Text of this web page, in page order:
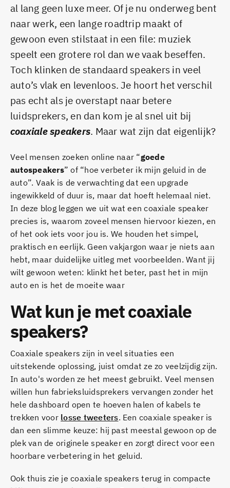
al lang geen luxe meer. Of je nu onderweg bent
naar werk, een lange roadtrip maakt of
gewoon even stilstaat in een file: muziek
speelt een grotere rol dan we vaak beseffen.
Toch klinken de standaard speakers in veel
auto’s vlak en levenloos. Je hoort het verschil
pas echt als je overstapt naar betere
luidsprekers, en dan kom je al snel uit bij
coaxiale speakers. Maar wat zijn dat eigenlijk?
Veel mensen zoeken online naar “goede
autospeakers” of “hoe verbeter ik mijn geluid in de
auto”. Vaak is de verwachting dat een upgrade
ingewikkeld of duur is, maar dat hoeft helemaal niet.
In deze blog leggen we uit wat een coaxiale speaker
precies is, waarom zoveel mensen hiervoor kiezen, en
of het ook iets voor jou is. We houden het simpel,
praktisch en eerlijk. Geen vakjargon waar je niets aan
hebt, maar duidelijke uitleg met voorbeelden. Want jij
wilt gewoon weten: klinkt het beter, past het in mijn
auto en is het de moeite waar
Wat kun je met coaxiale
speakers?
Coaxiale speakers zijn in veel situaties een
uitstekende oplossing, juist omdat ze zo veelzijdig zijn.
In auto's worden ze het meest gebruikt. Veel mensen
willen hun fabrieksluidsprekers vervangen zonder het
hele dashboard open te hoeven halen of kabels te
trekken voor losse tweeters. Een coaxiale speaker is
dan een slimme keuze: hij past meestal gewoon op de
plek van de originele speaker en zorgt direct voor een
hoorbare verbetering in het geluid.
Ook thuis zie je coaxiale speakers terug in compacte